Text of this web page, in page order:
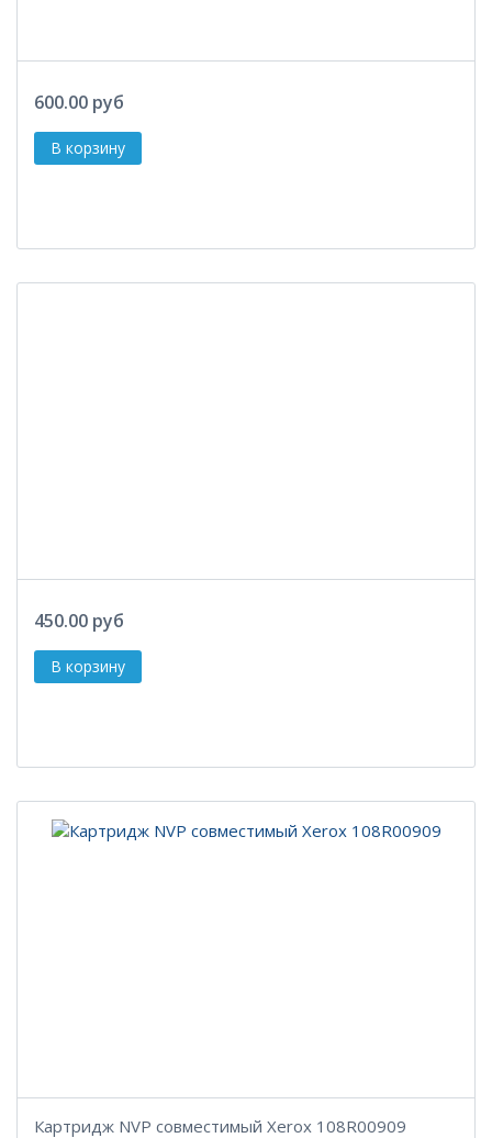
600.00 руб
450.00 руб
Картридж NVP совместимый Xerox 108R00909